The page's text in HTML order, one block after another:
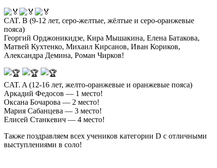
CAT. B (9-12 лет, серо-желтые, жёлтые и серо-оранжевые
пояса)
Георгий Орджоникидзе, Кира Мышакина, Елена Батакова,
Матвей Кухтенко, Михаил Кирсанов, Иван Кориков,
Александра Демина, Роман Чирков!
CAT. A (12-16 лет, желто-оранжевые и оранжевые пояса)
Аркадий Федосов — 1 место!
Оксана Бочарова — 2 место!
Мария Сабанцева — 3 место!
Елисей Станкевич — 4 место!
Также поздравляем всех учеников категории D с отличными
выступлениями в соло!